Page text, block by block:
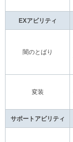
EXアビリティ
闇のとばり
変装
サポートアビリティ